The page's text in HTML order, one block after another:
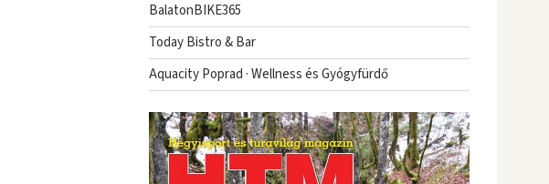
BalatonBIKE365
Today Bistro & Bar
Aquacity Poprad · Wellness és Gyógyfürdő